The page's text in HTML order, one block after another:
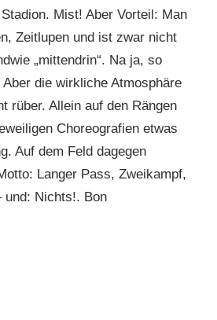
Mist! Aber Vorteil: Man
Zeitlupen und ist zwar nicht
„mittendrin“. Na ja, so
die wirkliche Atmosphäre
rüber. Allein auf den Rängen
Choreografien etwas
Auf dem Feld dagegen
Langer Pass, Zweikampf,
und: Nichts!. Bon